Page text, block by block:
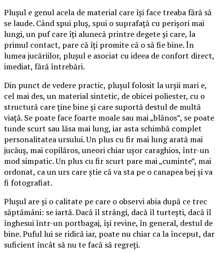
Plușul e genul acela de material care își face treaba fără să
se laude. Când spui pluș, spui o suprafață cu perișori mai
lungi, un puf care îți alunecă printre degete și care, la
primul contact, pare că îți promite că o să fie bine. În
lumea jucăriilor, plușul e asociat cu ideea de confort direct,
imediat, fără întrebări.
Din punct de vedere practic, plușul folosit la urșii mari e,
cel mai des, un material sintetic, de obicei poliester, cu o
structură care ține bine și care suportă destul de multă
viață. Se poate face foarte moale sau mai „blănos”, se poate
tunde scurt sau lăsa mai lung, iar asta schimbă complet
personalitatea ursului. Un plus cu fir mai lung arată mai
jucăuș, mai copilăros, uneori chiar ușor caraghios, într-un
mod simpatic. Un plus cu fir scurt pare mai „cuminte”, mai
ordonat, ca un urs care știe că va sta pe o canapea bej și va
fi fotografiat.
Plușul are și o calitate pe care o observi abia după ce trec
săptămâni: se iartă. Dacă îl strângi, dacă îl turtești, dacă îl
înghesui într-un portbagaj, își revine, în general, destul de
bine. Puful lui se ridică iar, poate nu chiar ca la început, dar
suficient încât să nu te facă să regreți.